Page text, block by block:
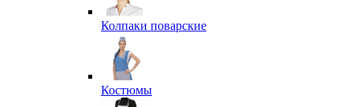
Колпаки поварские
Костюмы